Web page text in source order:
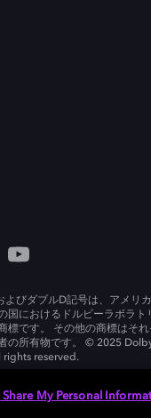
よびダブルD記号は、アメリ
国におけるドルビーラボラト
標です。 その他の商標はそれ
の所有物です。 © 2025
rights reserved.
Share My Personal